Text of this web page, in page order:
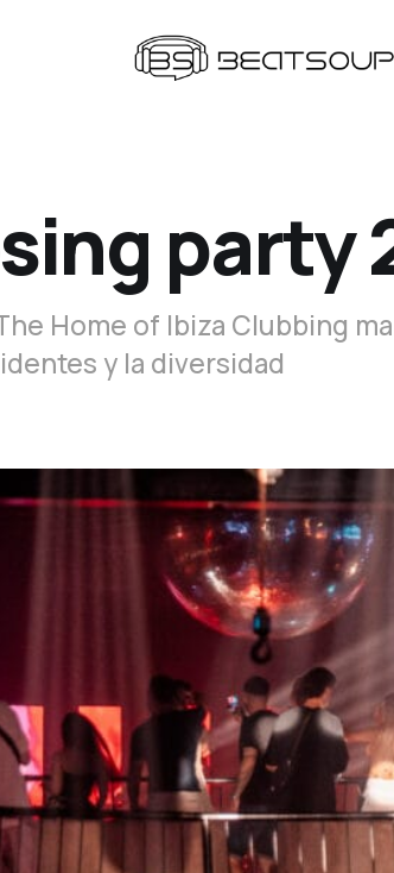
party
Home of Ibiza Clubbing
y la diversidad